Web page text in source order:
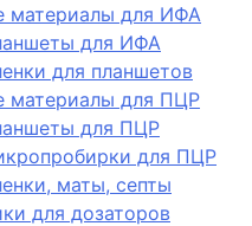
материалы для ИФА
для ИФА
для планшетов
материалы для ПЦР
для ПЦР
для ПЦР
маты, септы
для дозаторов